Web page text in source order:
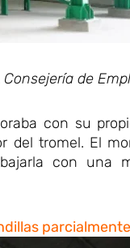
de
con su
tromel. El
con una